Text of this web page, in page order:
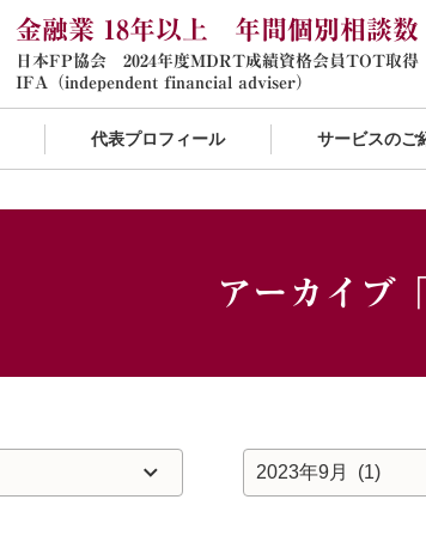
金融業 18年以上 年間個別相談数
日本FP協会 2024年度MDRT成績資格会員TOT取得
IFA（independent financial adviser）
代表プロフィール サービスのご
アーカイブ